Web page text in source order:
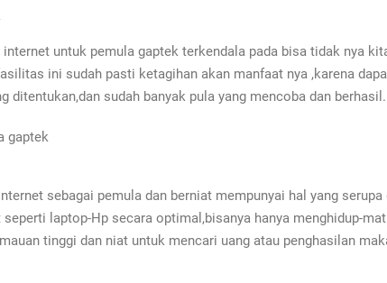
untuk pemula gaptek terkendala pada bisa tidak nya
ini sudah pasti ketagihan akan manfaat nya ,karena
ditentukan,dan sudah banyak pula yang mencoba dan berhasil.
sebagai pemula dan berniat mempunyai hal yang
laptop-Hp secara optimal,bisanya hanya menghidup-
tinggi dan niat untuk mencari uang atau penghasilan